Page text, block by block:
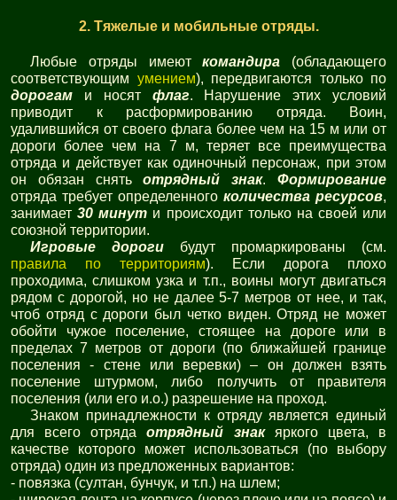
2. Тяжелые и мобильные отряды.
Любые отряды имеюткомандира (обладающего
соответствующим умением), передвигаются только по
дорогам и носят флаг. Нарушение этих условий
приводит к расформированию отряда. Воин,
удалившийся от своего флага более чем на 15 м или от
дороги более чем на 7 м, теряет все преимущества
отряда и действует как одиночный персонаж, при этом
он обязан снятьотрядный знак.Формирование
отряда требует определенного количества ресурсов,
занимает30 минут и происходит только на своей или
союзной территории.
Игровые дороги будут промаркированы (см.
правила по территориям). Если дорога плохо
проходима, слишком узка и т.п., воины могут двигаться
рядом с дорогой, но не далее 5-7 метров от нее, и так,
чтоб отряд с дороги был четко виден. Отряд не может
обойти чужое поселение, стоящее на дороге или в
пределах 7 метров от дороги (по ближайшей границе
поселения - стене или веревки) – он должен взять
поселение штурмом, либо получить от правителя
поселения (или его и.о.) разрешение на проход.
Знаком принадлежности к отряду является единый
для всего отрядаотрядный знакяркого цвета, в
качестве которого может использоваться (по выбору
отряда) один из предложенных вариантов:
- повязка (султан, бунчук, и т.п.) на шлем;